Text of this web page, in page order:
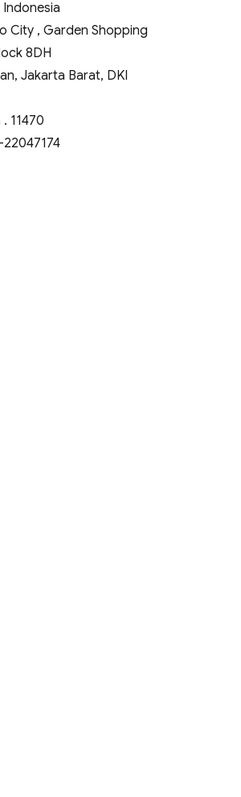
Indonesia
City , Garden Shopping
8DH
Jakarta Barat, DKI
11470
22047174